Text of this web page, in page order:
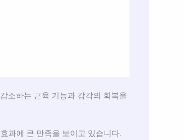
소하는 근육 기능과 감각의 회복을
과에 큰 만족을 보이고 있습니다.